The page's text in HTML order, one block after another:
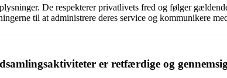
De respekterer privatlivets fred og følger
til at administrere deres service og kommunikere
er retfærdige og